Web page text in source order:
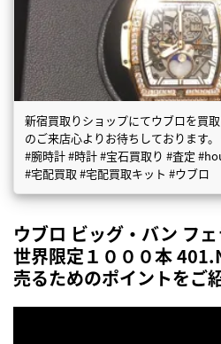
新宿買取りショップにてウブロを買
のご来店心よりお待ちしております
#腕時計 #時計 #宝石買取り #査定
#宅配買取 #宅配買取キット #ウブロ
ウブロ ビッグ・バン フ
世界限定１０００本
売るためのポイントをご